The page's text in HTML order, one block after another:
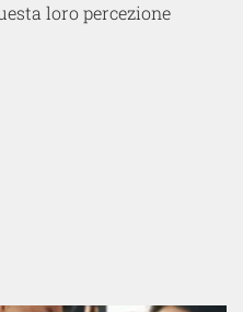
loro percezione